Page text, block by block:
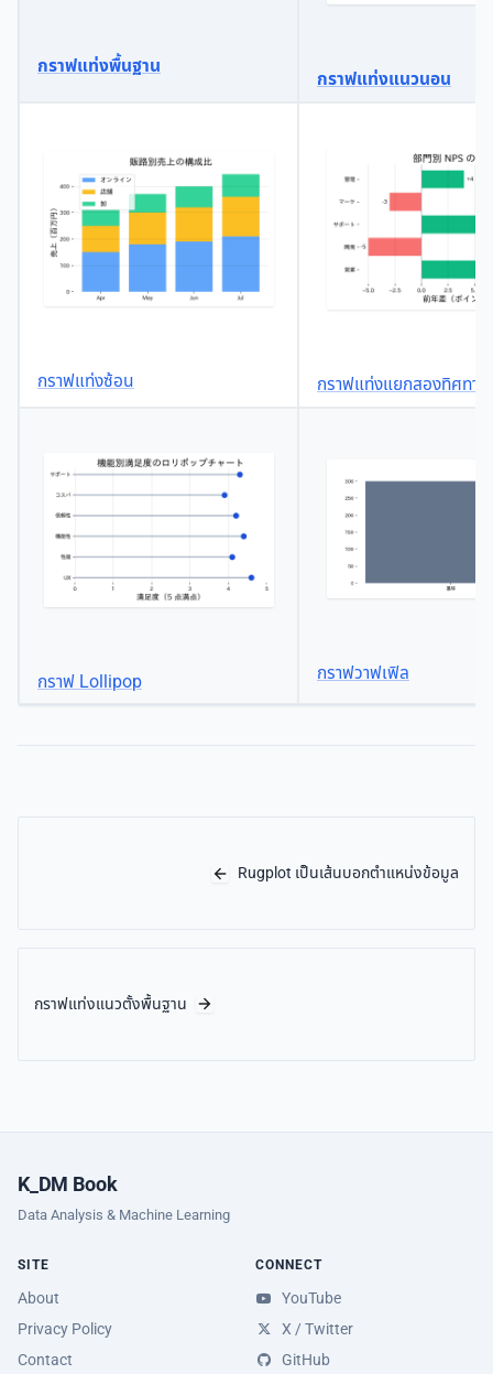
กราฟแท่งพื้นฐาน
กราฟแท่งแนวนอน
กราฟแท่งซ้อน กราฟแท่งแยกสองทิศทา
กราฟ Lollipop กราฟวาฟเฟิล
Rugplot เป็นเส้นบอกตำแหน่งข้อมูล
กราฟแท่งแนวตั้งพื้นฐาน
K_DM Book
Data Analysis & Machine Learning
SITE
About
Privacy Policy
Contact
CONNECT
YouTube
X / Twitter
GitHub